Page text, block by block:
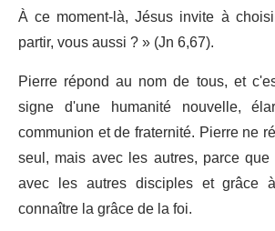
À ce moment-là, Jésus invite à
partir, vous aussi ? » (Jn 6,67).
Pierre répond au nom de tous, et
signe d'une humanité nouvelle,
communion et de fraternité. Pierre ne
seul, mais avec les autres, parce
avec les autres disciples et
connaître la grâce de la foi.